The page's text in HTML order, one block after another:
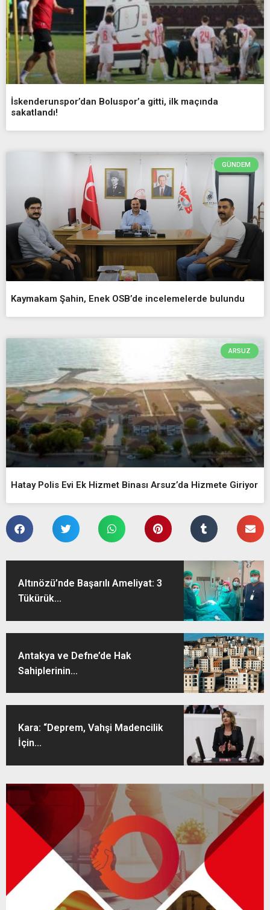
İskenderunspor’dan Boluspor’a gitti, ilk maçında
sakatlandı!
GÜNDEM
Kaymakam Şahin, Enek OSB’de incelemelerde bulundu
ARSUZ
Hatay Polis Evi Ek Hizmet Binası Arsuz’da Hizmete Giriyor
Altınözü’nde Başarılı Ameliyat: 3
Tükürük...
Antakya ve Defne’de Hak
Sahiplerinin...
Kara: “Deprem, Vahşi Madencilik
İçin...